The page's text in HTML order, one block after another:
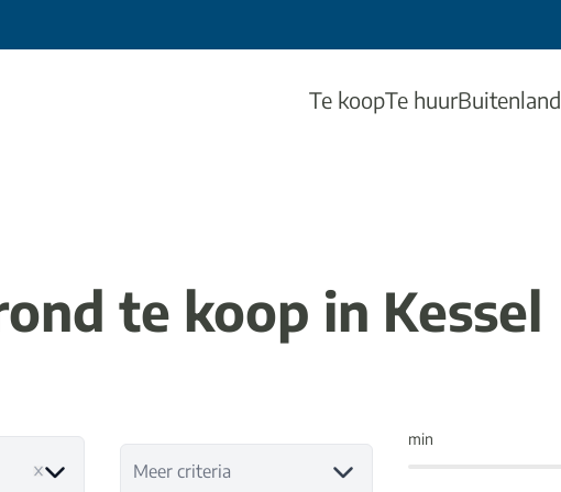
Te koopTe huurBuitenland
te koop in Kessel
Meer criteria
min